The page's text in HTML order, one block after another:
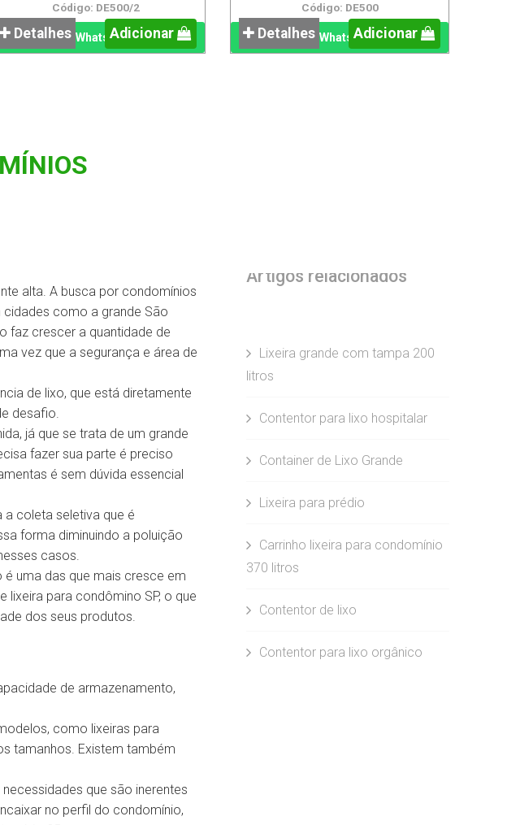
Código: DE500/2
Detalhes Adicionar
WhatsApp
Código: DE500
Detalhes Adicionar
WhatsApp
alta. A busca por condomínios
como a grande São
faz crescer a quantidade de
vez que a segurança e área de
de lixo, que está diretamente
desafio.
já que se trata de um grande
fazer sua parte é preciso
é sem dúvida essencial
coleta seletiva que é
forma diminuindo a poluição
casos.
é uma das que mais cresce em
lixeira para condômino SP, o que
dos seus produtos.
de armazenamento,
como lixeiras para
tamanhos. Existem também
que são inerentes
no perfil do condomínio,
Artigos relacionados
Lixeira grande com tampa 200
litros
Contentor para lixo hospitalar
Container de Lixo Grande
Lixeira para prédio
Carrinho lixeira para condomínio
370 litros
Contentor de lixo
Contentor para lixo orgânico